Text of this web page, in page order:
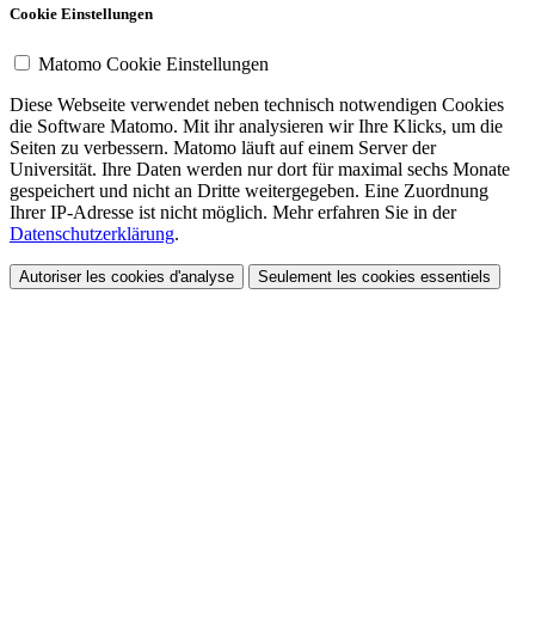
Cookie Einstellungen
Matomo Cookie Einstellungen
Diese Webseite verwendet neben technisch notwendigen Cookies
die Software Matomo. Mit ihr analysieren wir Ihre Klicks, um die
Seiten zu verbessern. Matomo läuft auf einem Server der
Universität. Ihre Daten werden nur dort für maximal sechs Monate
gespeichert und nicht an Dritte weitergegeben. Eine Zuordnung
Ihrer IP-Adresse ist nicht möglich. Mehr erfahren Sie in der
Datenschutzerklärung.
Autoriser les cookies d'analyse Seulement les cookies essentiels